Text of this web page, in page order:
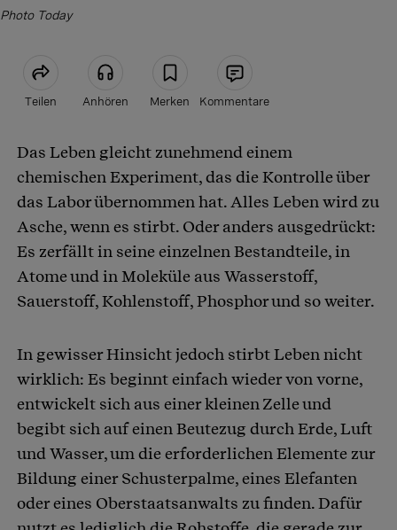
Photo Today
Teilen Anhören Merken Kommentare
Artikel teilen
Das Leben gleicht zunehmend einem
chemischen Experiment, das die Kontrolle über
das Labor übernommen hat. Alles Leben wird zu
Asche, wenn es stirbt. Oder anders ausgedrückt:
Es zerfällt in seine einzelnen Bestandteile, in
Atome und in Moleküle aus Wasserstoff,
Sauerstoff, Kohlenstoff, Phosphor und so weiter.
In gewisser Hinsicht jedoch stirbt Leben nicht
wirklich: Es beginnt einfach wieder von vorne,
entwickelt sich aus einer kleinen Zelle und
begibt sich auf einen Beutezug durch Erde, Luft
und Wasser, um die erforderlichen Elemente zur
Bildung einer Schusterpalme, eines Elefanten
oder eines Oberstaatsanwalts zu finden. Dafür